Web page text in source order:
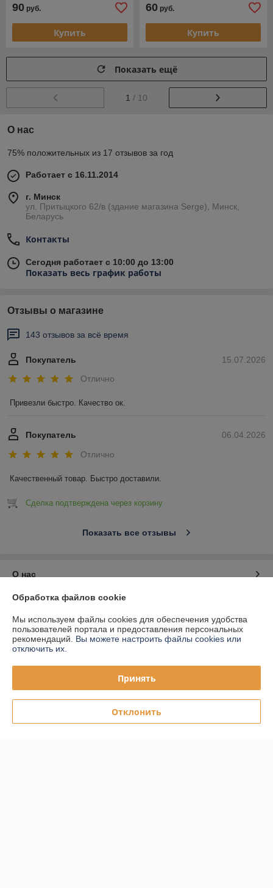
90 руб.
Купить
60 руб.
Купить
Показать ещё
1 / 10
О нас
75% положительных из 17 отзывов за год
Работает с 16.11.2014
г. Минск
ул. Притыцкого 62/в (здание магазина Serge), Минск,
Беларусь
Контакты
Сегодня работает с 10:00 до 13:00
Показать весь график работы
Отзывы о магазине
143 отзывов за всё время
15.07.2026
Покупатель
Отлично
Привезли быстро. Качество ок.
06.04.2026
Покупатель
Отлично
Качественный товар. Быстро доставили.
Сделка подтверждена через корзину
Показать все отзывы
О нас
Контакты
Доставка и оплата
Полная версия сайта
Политика обработки cookies
Обработка файлов cookie
Мы используем файлы cookies для обеспечения удобства
пользователей портала и предоставления персональных
рекомендаций. Вы можете настроить файлы cookies или
отключить их.
Принять
Отклонить